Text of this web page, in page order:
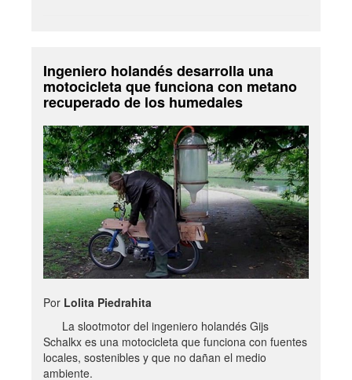
Ingeniero holandés desarrolla una
motocicleta que funciona con metano
recuperado de los humedales
Por Lolita Piedrahita
La slootmotor del ingeniero holandés Gijs
Schalkx es una motocicleta que funciona con fuentes
locales, sostenibles y que no dañan el medio
ambiente.